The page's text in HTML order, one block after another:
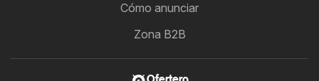
Cómo anunciar
Zona B2B